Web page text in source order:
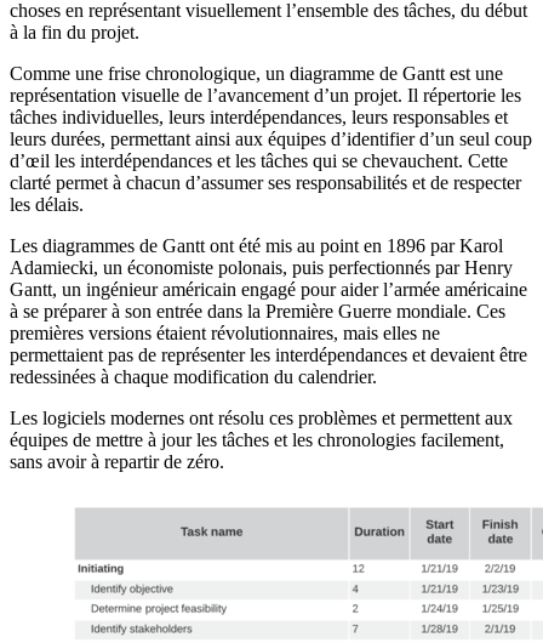
choses en représentant visuellement l’ensemble des tâches, du début
à la fin du projet.
Comme une frise chronologique, un diagramme de Gantt est une
représentation visuelle de l’avancement d’un projet. Il répertorie les
tâches individuelles, leurs interdépendances, leurs responsables et
leurs durées, permettant ainsi aux équipes d’identifier d’un seul coup
d’œil les interdépendances et les tâches qui se chevauchent. Cette
clarté permet à chacun d’assumer ses responsabilités et de respecter
les délais.
Les diagrammes de Gantt ont été mis au point en 1896 par Karol
Adamiecki, un économiste polonais, puis perfectionnés par Henry
Gantt, un ingénieur américain engagé pour aider l’armée américaine
à se préparer à son entrée dans la Première Guerre mondiale. Ces
premières versions étaient révolutionnaires, mais elles ne
permettaient pas de représenter les interdépendances et devaient être
redessinées à chaque modification du calendrier.
Les logiciels modernes ont résolu ces problèmes et permettent aux
équipes de mettre à jour les tâches et les chronologies facilement,
sans avoir à repartir de zéro.